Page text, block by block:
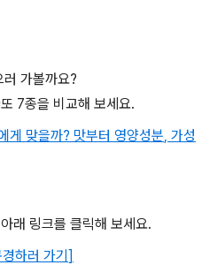
러 가볼까요?
7종을 비교해 보세요.
게 맞을까? 맛부터 영양성분, 가성
아래 링크를 클릭해 보세요.
하러 가기]